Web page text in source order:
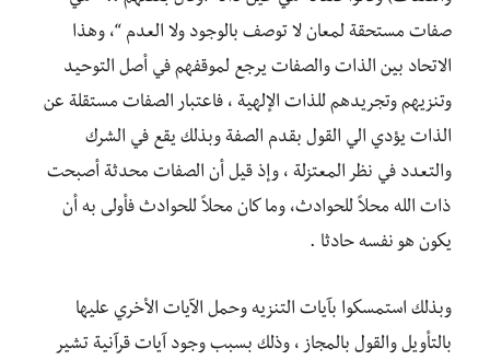
صفات مستحقة لمعان لا توصف بالوجود ولا العدم “، وهذا
الاتحاد بين الذات والصفات يرجع لموقفهم في أصل التوحيد
وتنزيهم وتجريدهم للذات الإلهية ، فاعتبار الصفات مستقلة عن
الذات يؤدي الي القول بقدم الصفة وبذلك يقع في الشرك
والتعدد في نظر المعتزلة ، وإذ قيل أن الصفات محدثة أصبحت
ذات الله محلاً للحوادث، وما كان محلاً للحوادث فأولى به أن
يكون هو نفسه حادثا .
وبذلك استمسكوا بآيات التنزيه وحمل الآيات الأخري عليها
بالتأويل والقول بالمجاز ، وذلك بسبب وجود آيات قرآنية تشير